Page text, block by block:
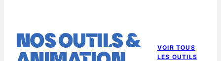
NOS OUTILS &
VOIR TOUS
LES OUTILS